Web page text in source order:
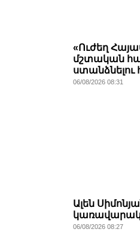
«Ուժեղ
մշտական
ստանձնելու
06/08/2026 08:31
Ալեն
06/08/2026 08:27